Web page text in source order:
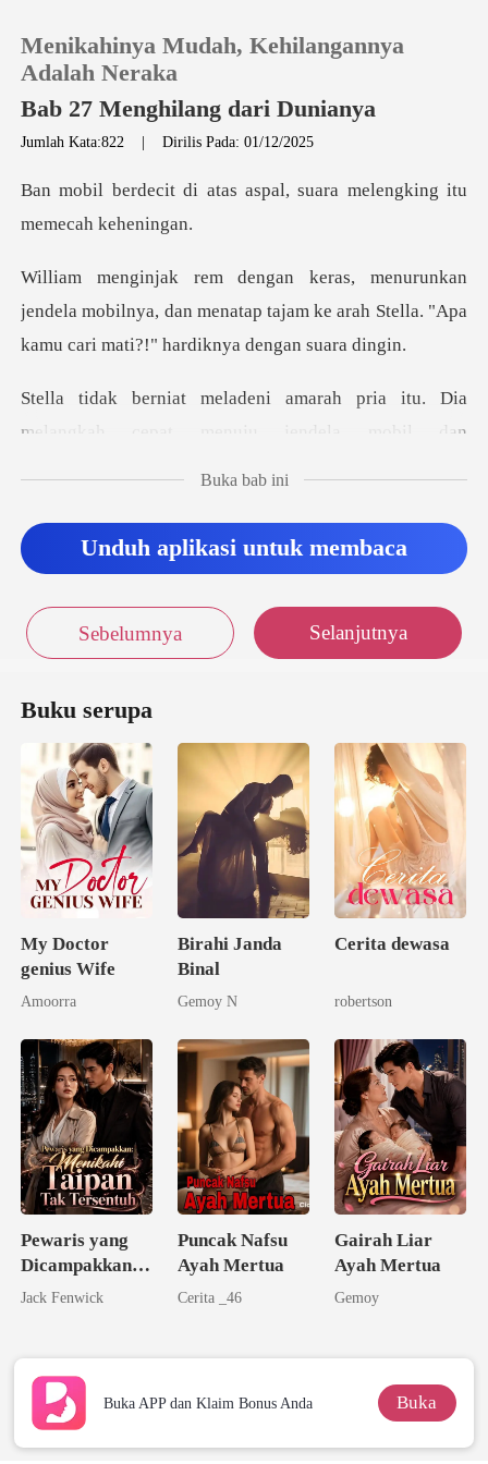
Pengisian Ulang
Riwayat Membaca
Keluar
Menikahinya Mudah, Kehilangannya
Adalah Neraka
Bab 27 Menghilang dari Dunianya
Jumlah Kata:822 |Dirilis Pada: 01/12/2025
s aspal, suara melengking
ela mobilnya, dan menatap tajam ke arah Stella. "Ap
ria itu. Dia
melangkah cepat menuju je
Buka bab ini
Unduh aplikasi untuk membaca
Sebelumnya Selanjutnya
Buku serupa
My Doctor
genius Wife
Amoorra
Birahi Janda
Binal
Gemoy N
Cerita dewasa
robertson
Pewaris yang
Dicampakkan:
Menikahi
Jack Fenwick
Puncak Nafsu
Ayah Mertua
Cerita _46
Gairah Liar
Ayah Mertua
Gemoy
Buka APP dan Klaim Bonus Anda Buka